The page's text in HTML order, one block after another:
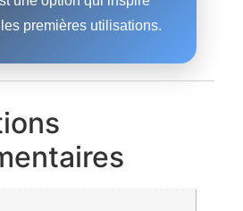
premières utilisations.